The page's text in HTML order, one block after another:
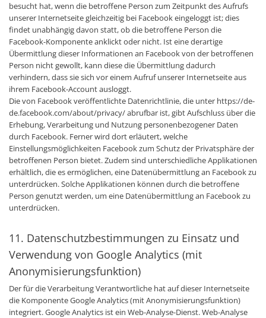
besucht hat, wenn die betroffene Person zum Zeitpunkt des Aufrufs
unserer Internetseite gleichzeitig bei Facebook eingeloggt ist; dies
findet unabhängig davon statt, ob die betroffene Person die
Facebook-Komponente anklickt oder nicht. Ist eine derartige
Übermittlung dieser Informationen an Facebook von der betroffenen
Person nicht gewollt, kann diese die Übermittlung dadurch
verhindern, dass sie sich vor einem Aufruf unserer Internetseite aus
ihrem Facebook-Account ausloggt.
Die von Facebook veröffentlichte Datenrichtlinie, die unter https://de-
de.facebook.com/about/privacy/ abrufbar ist, gibt Aufschluss über die
Erhebung, Verarbeitung und Nutzung personenbezogener Daten
durch Facebook. Ferner wird dort erläutert, welche
Einstellungsmöglichkeiten Facebook zum Schutz der Privatsphäre der
betroffenen Person bietet. Zudem sind unterschiedliche Applikationen
erhältlich, die es ermöglichen, eine Datenübermittlung an Facebook zu
unterdrücken. Solche Applikationen können durch die betroffene
Person genutzt werden, um eine Datenübermittlung an Facebook zu
unterdrücken.
11. Datenschutzbestimmungen zu Einsatz und
Verwendung von Google Analytics (mit
Anonymisierungsfunktion)
Der für die Verarbeitung Verantwortliche hat auf dieser Internetseite
die Komponente Google Analytics (mit Anonymisierungsfunktion)
integriert. Google Analytics ist ein Web-Analyse-Dienst. Web-Analyse